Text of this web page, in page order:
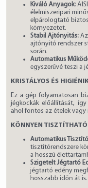
Kiváló Anyagok:
élelmiszeripari
elpárologtató
környezetet.
Stabil Ajtónyitás:Az
ajtónyitó rendszer
során.
Automatikus
egyszerűvé teszi a
KRISTÁLYOS ÉS
Ez a gép folyamatosan
jégkockák előállítását,
ahol fontos az ételek vagy
KÖNNYEN
Automatikus
tisztítórendszere
a hosszú
Szigetelt Jégtartó
jégtartó edény
hosszabb időn át is.